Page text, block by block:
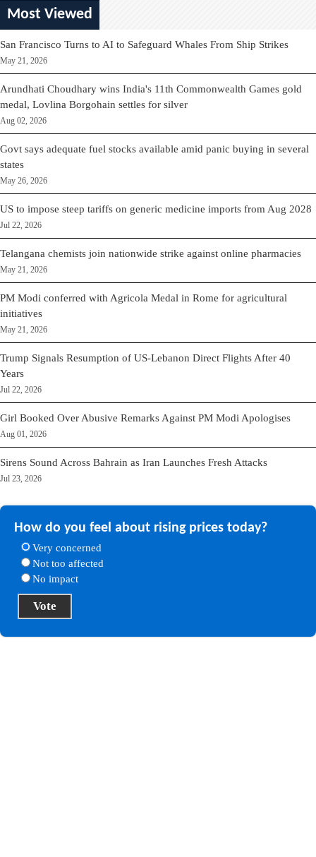
Most Viewed
San Francisco Turns to AI to Safeguard Whales From Ship Strikes
May 21, 2026
Arundhati Choudhary wins India's 11th Commonwealth Games gold
medal, Lovlina Borgohain settles for silver
Aug 02, 2026
Govt says adequate fuel stocks available amid panic buying in several
states
May 26, 2026
US to impose steep tariffs on generic medicine imports from Aug 2028
Jul 22, 2026
Telangana chemists join nationwide strike against online pharmacies
May 21, 2026
PM Modi conferred with Agricola Medal in Rome for agricultural
initiatives
May 21, 2026
Trump Signals Resumption of US-Lebanon Direct Flights After 40
Years
Jul 22, 2026
Girl Booked Over Abusive Remarks Against PM Modi Apologises
Aug 01, 2026
Sirens Sound Across Bahrain as Iran Launches Fresh Attacks
Jul 23, 2026
How do you feel about rising prices today?
Very concerned
Not too affected
No impact